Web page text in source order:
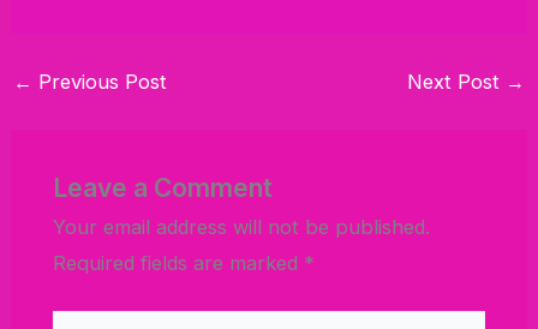
← Previous Post Next Post →
Leave a Comment
Your email address will not be published.
Required fields are marked *